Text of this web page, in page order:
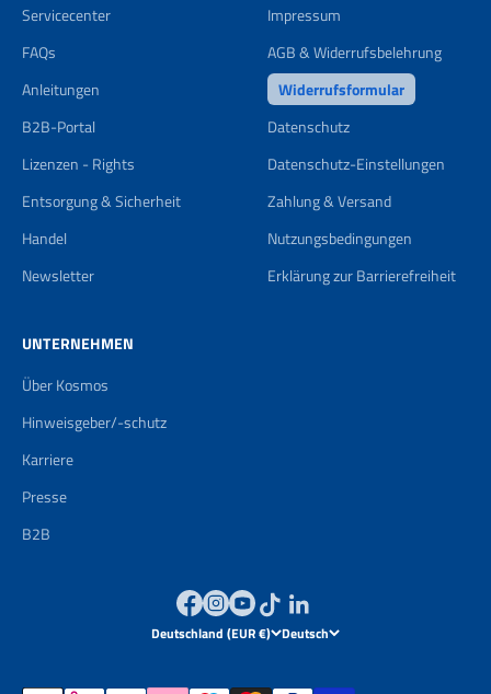
Servicecenter
FAQs
Anleitungen
B2B-Portal
Lizenzen - Rights
Entsorgung & Sicherheit
Handel
Newsletter
Impressum
AGB & Widerrufsbelehrung
Widerrufsformular
Datenschutz
Datenschutz-Einstellungen
Zahlung & Versand
Nutzungsbedingungen
Erklärung zur Barrierefreiheit
UNTERNEHMEN
Über Kosmos
Hinweisgeber/-schutz
Karriere
Presse
B2B
Deutschland (EUR €) Deutsch